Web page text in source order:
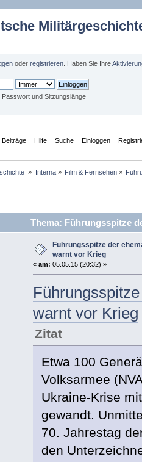
oder registrieren . Haben Sie Ihre
und Sitzungslänge
Beiträge Hilfe Suche Einloggen
» Interna» Film & Fernsehen»
Thema: Führungsspitze
Führungsspitze der
warnt vor Krieg
« am: 05.05.15 (20:32) »
warnt vor Krieg
Zitat
Etwa 100
Volksarmee
Ukraine-Krise
gewandt.
70. Jahrestag
den